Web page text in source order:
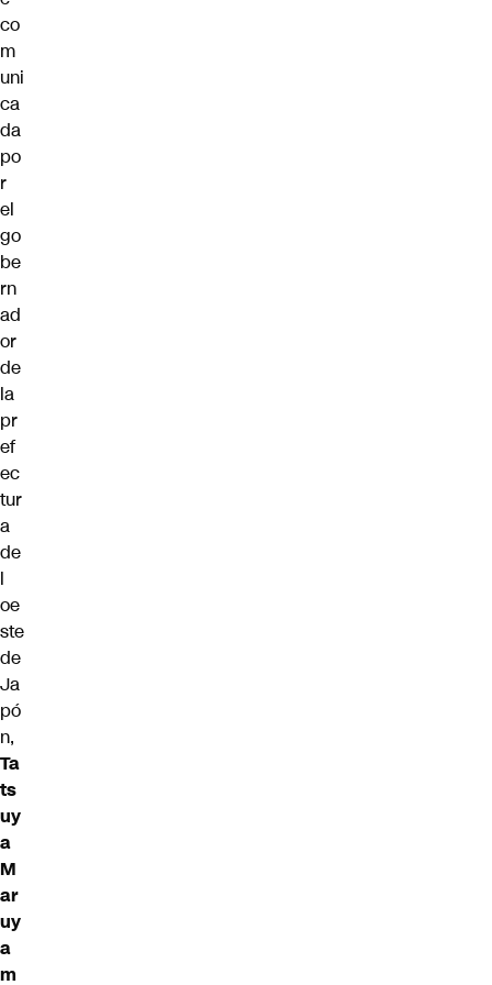
co
m
uni
ca
da
po
r
el
go
be
rn
ad
or
de
la
pr
ef
ec
tur
a
de
l
oe
ste
de
Ja
pó
n,
Ta
ts
uy
a
M
ar
uy
a
m